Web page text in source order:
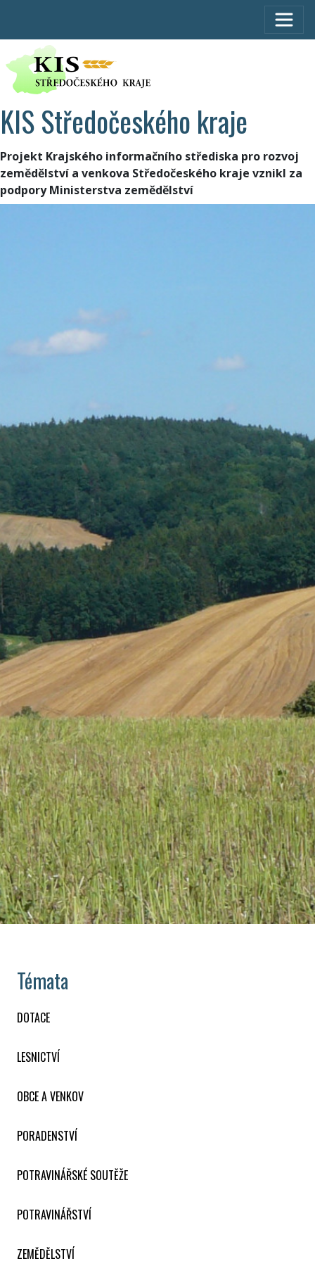
KIS Středočeského kraje
Projekt Krajského informačního střediska pro rozvoj
zemědělství a venkova Středočeského kraje vznikl za
podpory Ministerstva zemědělství
Témata
DOTACE
LESNICTVÍ
OBCE A VENKOV
PORADENSTVÍ
POTRAVINÁŘSKÉ SOUTĚŽE
POTRAVINÁŘSTVÍ
ZEMĚDĚLSTVÍ